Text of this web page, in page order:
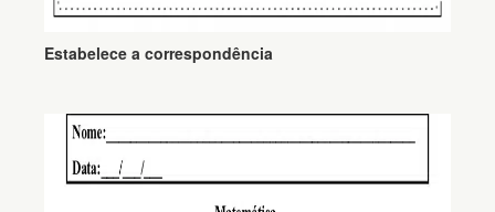
Estabelece a correspondência